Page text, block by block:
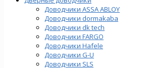
Доводчики ASSA ABLOY
Доводчики dormakaba
Доводчики dk tech
Доводчики FARGO
Доводчики Hafele
Доводчики G-U
Доводчики SLS